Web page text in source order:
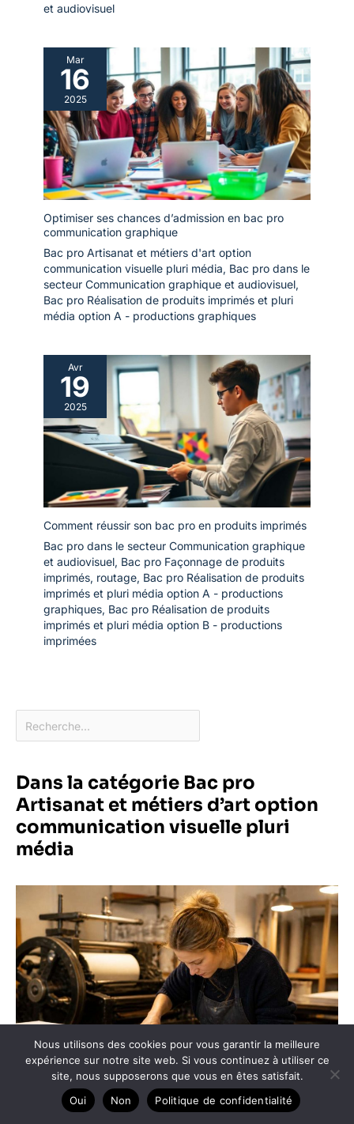
et audiovisuel
Mar
16
2025
Optimiser ses chances d’admission en bac pro
communication graphique
Bac pro Artisanat et métiers d'art option
communication visuelle pluri média, Bac pro dans le
secteur Communication graphique et audiovisuel,
Bac pro Réalisation de produits imprimés et pluri
média option A - productions graphiques
Avr
19
2025
Comment réussir son bac pro en produits imprimés
Bac pro dans le secteur Communication graphique
et audiovisuel, Bac pro Façonnage de produits
imprimés, routage, Bac pro Réalisation de produits
imprimés et pluri média option A - productions
graphiques, Bac pro Réalisation de produits
imprimés et pluri média option B - productions
imprimées
Dans la catégorie Bac pro
Artisanat et métiers d’art option
communication visuelle pluri
média
Bac pro productions imprimées : matières à maîtriser
Nous utilisons des cookies pour vous garantir la meilleure
expérience sur notre site web. Si vous continuez à utiliser ce
site, nous supposerons que vous en êtes satisfait.
Oui
Non Politique de confidentialité